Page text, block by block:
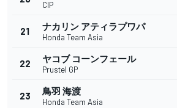
CIP
21 ナカリン アティラプワパ
Honda Team Asia
22 ヤコブ コーンフェール
Prustel GP
23 鳥羽 海渡
Honda Team Asia